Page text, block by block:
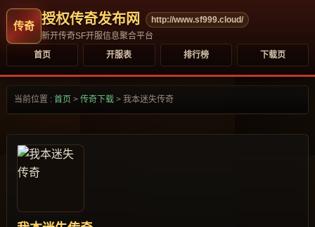
授权传奇发布网
http://www.sf999.cloud/
新开传奇SF开服信息聚合平台
首页
开服表 排行榜 下载页
当前位置 : 首页 > 传奇下载 > 我本迷失传奇